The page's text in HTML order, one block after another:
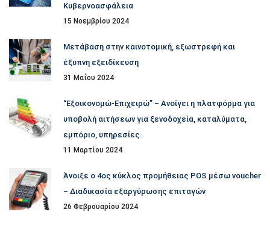
Κυβερνοασφάλεια
15 Νοεμβρίου 2024
Μετάβαση στην καινοτομική, εξωστρεφή και
έξυπνη εξειδίκευση
31 Μαΐου 2024
“Εξοικονομώ-Επιχειρώ” – Ανοίγει η πλατφόρμα για
υποβολή αιτήσεων για ξενοδοχεία, καταλύματα,
εμπόριο, υπηρεσίες.
11 Μαρτίου 2024
Άνοιξε ο 4ος κύκλος προμήθειας POS μέσω voucher
– Διαδικασία εξαργύρωσης επιταγών
26 Φεβρουαρίου 2024